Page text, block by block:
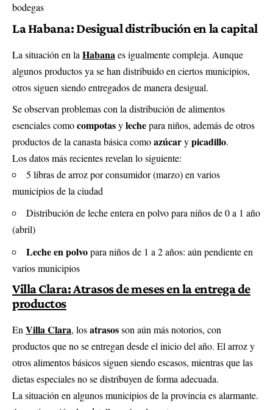
bodegas
La Habana: Desigual distribución en la capital
La situación en la Habanaes igualmente compleja. Aunque
algunos productos ya se han distribuido en ciertos municipios,
otros siguen siendo entregados de manera desigual.
Se observan problemas con la distribución de alimentos
esenciales comocompotasylechepara niños, además de otros
productos de la canasta básica comoazúcarypicadillo.
Los datos más recientes revelan lo siguiente:
5 libras de arroz por consumidor (marzo) en varios
municipios de la ciudad
Distribución de leche entera en polvo para niños de 0 a 1 año
(abril)
Leche en polvopara niños de 1 a 2 años: aún pendiente en
varios municipios
Villa Clara: Atrasos de meses en la entrega de
productos
EnVilla Clara, losatrasosson aún más notorios, con
productos que no se entregan desde el inicio del año. El arroz y
otros alimentos básicos siguen siendo escasos, mientras que las
dietas especiales no se distribuyen de forma adecuada.
La situación en algunos municipios de la provincia es alarmante.